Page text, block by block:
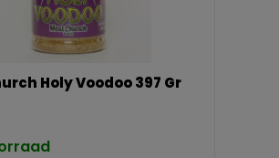
Holy Voodoo 397 Gr